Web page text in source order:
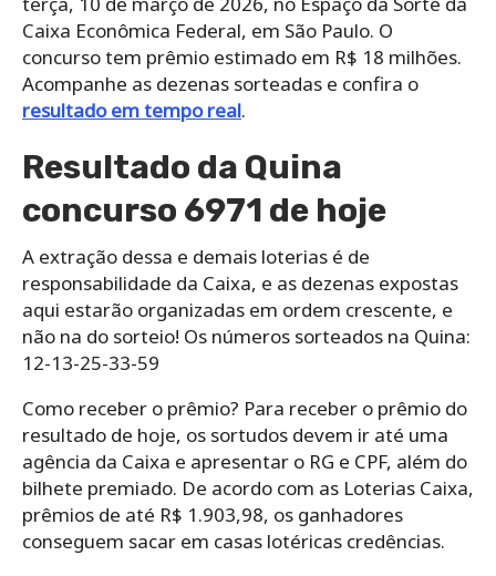
Caixa Econômica Federal, em São Paulo. O
concurso tem prêmio estimado em R$ 18 milhões.
Acompanhe as dezenas sorteadas e confira o
resultado em tempo real.
Resultado da Quina
concurso 6971 de hoje
A extração dessa e demais loterias é de
responsabilidade da Caixa, e as dezenas expostas
aqui estarão organizadas em ordem crescente, e
não na do sorteio! Os números sorteados na Quina:
12-13-25-33-59
Como receber o prêmio? Para receber o prêmio do
resultado de hoje, os sortudos devem ir até uma
agência da Caixa e apresentar o RG e CPF, além do
bilhete premiado. De acordo com as Loterias Caixa,
prêmios de até R$ 1.903,98, os ganhadores
conseguem sacar em casas lotéricas credências.